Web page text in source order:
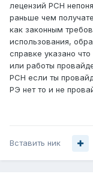
лецензий РСН
раньше чем
как законным
использования,
справке указано
или работы
РСН если ты
РЭ нет то и не
Вставить ник